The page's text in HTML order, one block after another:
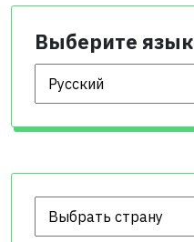
Выберите язык
Выберите язык